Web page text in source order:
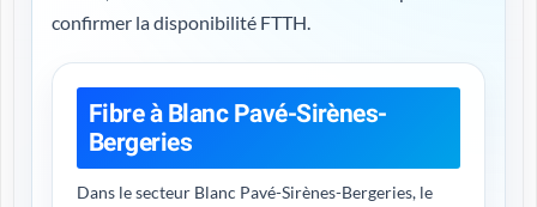
confirmer la disponibilité FTTH.
Fibre à Blanc Pavé-Sirènes-
Bergeries
Dans le secteur Blanc Pavé-Sirènes-Bergeries, le